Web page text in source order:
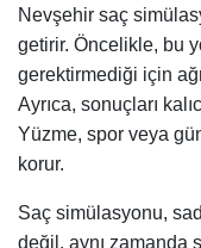
Nevşehir saç
getirir. Öncelikle, bu
gerektirmediği için
Ayrıca, sonuçları
Yüzme, spor veya
korur.
Saç simülasyonu,
değil, aynı zamanda